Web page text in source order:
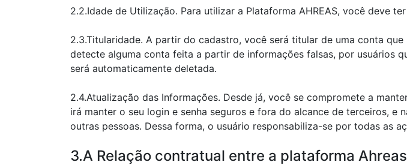
2.2.Idade de Utilização. Para utilizar a Plataforma AHREAS, você deve
2.3.Titularidade. A partir do cadastro, você será titular de uma conta
detecte alguma conta feita a partir de informações falsas, por usuários
será automaticamente deletada.
2.4.Atualização das Informações. Desde já, você se compromete a
irá manter o seu login e senha seguros e fora do alcance de terceiros, e
outras pessoas. Dessa forma, o usuário responsabiliza-se por todas as
3.A Relação contratual entre a plataforma